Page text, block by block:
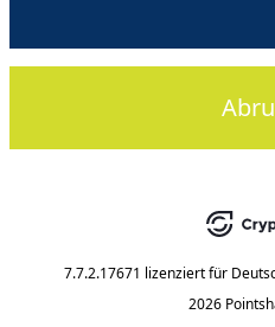
7.7.2.17671 lizenziert für
2026